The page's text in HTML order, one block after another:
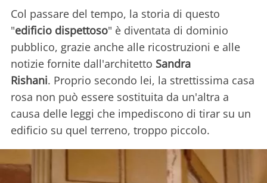
Col passare del tempo, la storia di questo
"edificio dispettoso" è diventata di dominio
pubblico, grazie anche alle ricostruzioni e alle
notizie fornite dall'architetto Sandra
Rishani. Proprio secondo lei, la strettissima casa
rosa non può essere sostituita da un'altra a
causa delle leggi che impediscono di tirar su un
edificio su quel terreno, troppo piccolo.